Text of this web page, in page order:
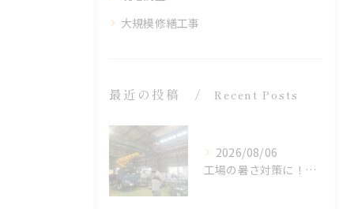
大規模修繕工事
最近の投稿 Recent Posts
2026/08/06
工場の暑さ対策に！遮熱塗料「アドクールAQUA」施工前の温度測定を設置